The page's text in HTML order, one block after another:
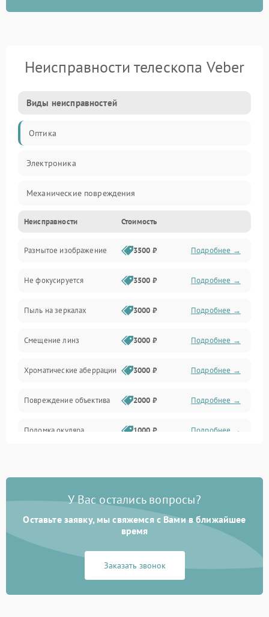
Неисправности телескопа Veber
Виды неисправностей
Оптика
Электроника
Механические повреждения
Механика
Электропитание
Наведение
Аксессуары
Неисправности Стоимость
Размытое изображение 3500 ₽ Подробнее →
Не фокусируется 3500 ₽ Подробнее →
Пыль на зеркалах 3000 ₽ Подробнее →
Смещение линз 3000 ₽ Подробнее →
Хроматические аберрации 3000 ₽ Подробнее →
Повреждение объектива 2000 ₽ Подробнее →
Поломка окуляра 1000 ₽ Подробнее →
У Вас остались вопросы?
Оставьте заявку, мы свяжемся с Вами в ближайшее
время
Заказать звонок